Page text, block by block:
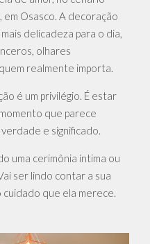
Osasco. A decoração
delicadeza para o dia,
olhares
realmente importa.
é um privilégio. É estar
que parece
e significado.
uma cerimônia íntima ou
ser lindo contar a sua
que ela merece.